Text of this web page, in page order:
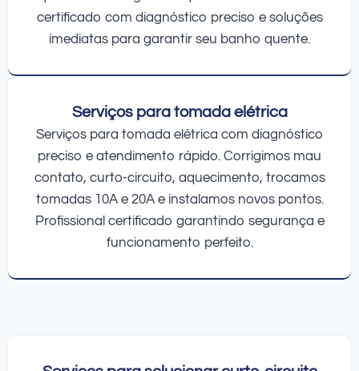
certificado com diagnóstico preciso e soluções
imediatas para garantir seu banho quente.
Serviços para tomada elétrica
Serviços para tomada elétrica com diagnóstico
preciso e atendimento rápido. Corrigimos mau
contato, curto-circuito, aquecimento, trocamos
tomadas 10A e 20A e instalamos novos pontos.
Profissional certificado garantindo segurança e
funcionamento perfeito.